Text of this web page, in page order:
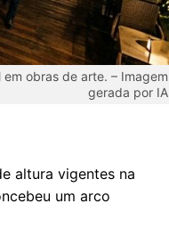
obras de arte. – Imagem
gerada por IA
altura vigentes na
um arco